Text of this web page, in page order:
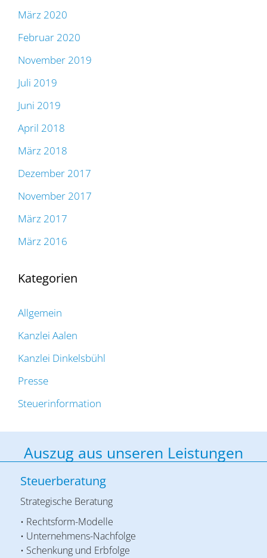
März 2020
Februar 2020
November 2019
Juli 2019
Juni 2019
April 2018
März 2018
Dezember 2017
November 2017
März 2017
März 2016
Kategorien
Allgemein
Kanzlei Aalen
Kanzlei Dinkelsbühl
Presse
Steuerinformation
Auszug aus unseren Leistungen
Steuerberatung
Strategische Beratung
• Rechtsform-Modelle
• Unternehmens-Nachfolge
• Schenkung und Erbfolge